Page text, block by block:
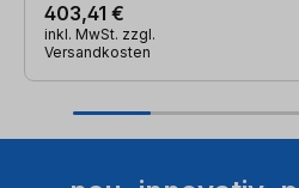
403,41 €
inkl. MwSt. zzgl.
Versandkosten